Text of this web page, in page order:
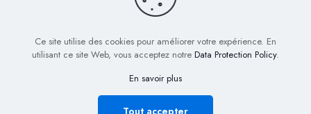
© 2022 Biig.fr - Tous droits réservés
Plan de Site
Mentions légales Nous contacter
Ce site utilise des cookies pour améliorer votre expérience. En
utilisant ce site Web, vous acceptez notre Data Protection Policy.
En savoir plus
Tout accepter